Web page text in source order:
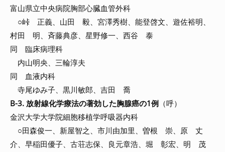
富山県立中央病院胸部心臓血管外科
○峠 正義、山田 毅、宮澤秀樹、能登啓文、遊佐裕明、
村田 明、斉藤典彦、星野修一、西谷 泰
同 臨床病理科
内山明央、三輪淳夫
同 血液内科
寺尾ゆみ子、黒川敏郎、吉田 喬
B-3. 放射線化学療法の著効した胸腺癌の1例 （呼）
金沢大学大学院細胞移植学呼吸器内科
○田森俊一、新屋智之、市川由加里、曽根 崇、原 丈
介、早稲田優子、古荘志保、良元章浩、堀 彰宏、明 茂